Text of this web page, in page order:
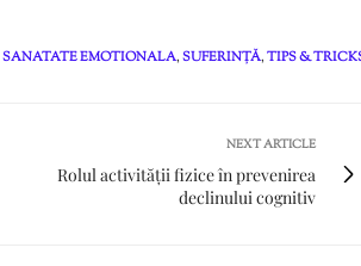
SANATATE EMOTIONALA,SUFERINȚĂ,TIPS &
NEXT ARTICLE
Rolul activității fizice în prevenirea
declinului cognitiv